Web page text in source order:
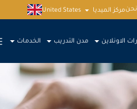
مركز الميديا United States
الخدمات مدن التدريب الاونلاين